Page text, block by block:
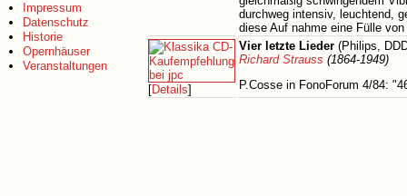
Impressum
Datenschutz
Historie
Opernhäuser
Veranstaltungen
durchweg intensiv, leuchtend,
diese Auf nahme eine Fülle
[Details]
Vier letzte Lieder (Philips,
Richard Strauss (1864-1949)
P.Cosse in FonoForum 4/84: